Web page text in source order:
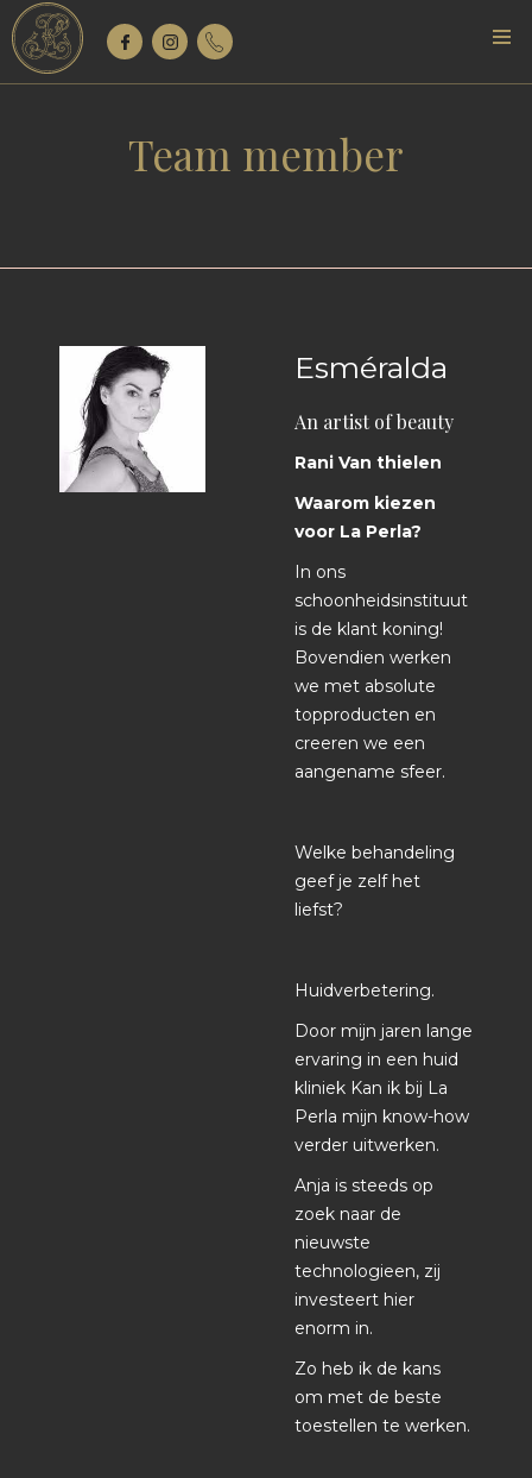
Team member
Esméralda
An artist of beauty
Rani Van thielen
Waarom kiezen
voor La Perla?
In ons
schoonheidsinstituut
is de klant koning!
Bovendien werken
we met absolute
topproducten en
creeren we een
aangename sfeer.
Welke behandeling
geef je zelf het
liefst?
Huidverbetering.
Door mijn jaren lange
ervaring in een huid
kliniek Kan ik bij La
Perla mijn know-how
verder uitwerken.
Anja is steeds op
zoek naar de
nieuwste
technologieen, zij
investeert hier
enorm in.
Zo heb ik de kans
om met de beste
toestellen te werken.